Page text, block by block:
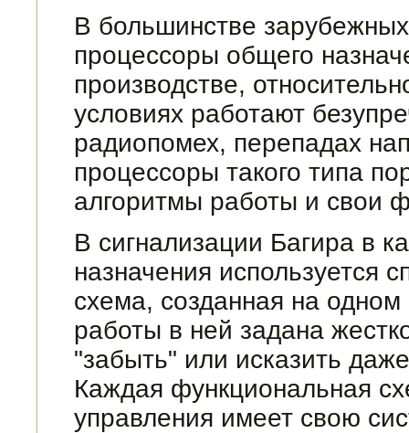
В большинстве
процессоры общего
производстве,
условиях работают
радиопомех, перепадах
процессоры такого типа
алгоритмы работы и свои
В сигнализации Багира в
назначения исполь­зуется
схема, созданная на
работы в ней задана
"забыть" или исказить
Каждая функциональ­ная
управления имеет свою